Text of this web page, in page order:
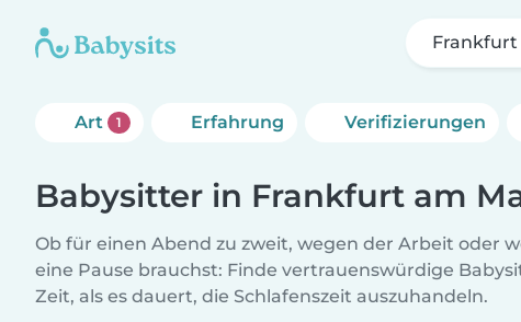
Frankfurt
Art 1 Erfahrung Verifizierungen
Babysitter in Frankfurt am
Ob für einen Abend zu zweit, wegen der Arbeit oder
eine Pause brauchst: Finde vertrauenswürdige
Zeit, als es dauert, die Schlafenszeit auszuhandeln.